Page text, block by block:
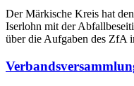
Der Märkische Kreis hat
Iserlohn mit der
über die Aufgaben des ZfA